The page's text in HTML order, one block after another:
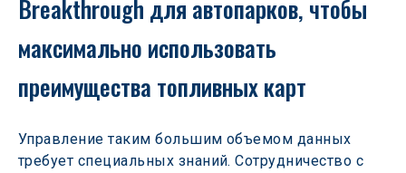
Breakthrough для автопарков, чтобы
максимально использовать
преимущества топливных карт
Управление таким большим объемом данных
требует специальных знаний. Сотрудничество с